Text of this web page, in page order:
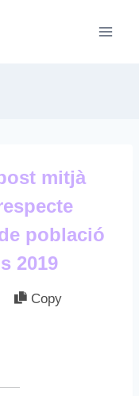
mitjà
població
2019
Copy